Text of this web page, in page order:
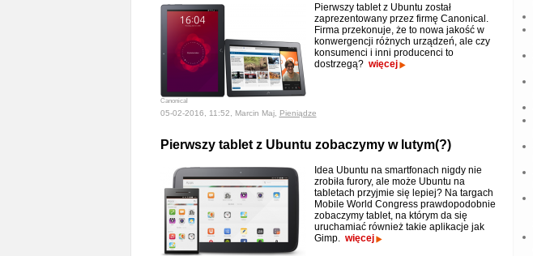
Canonical
Pierwszy tablet z Ubuntu został
zaprezentowany przez firmę Canonical.
Firma przekonuje, że to nowa jakość w
konwergencji różnych urządzeń, ale czy
konsumenci i inni producenci to
dostrzegą? więcej
05-02-2016, 11:52, Marcin Maj, Pieniądze
Pierwszy tablet z Ubuntu zobaczymy w lutym(?)
Idea Ubuntu na smartfonach nigdy nie
zrobiła furory, ale może Ubuntu na
tabletach przyjmie się lepiej? Na targach
Mobile World Congress prawdopodobnie
zobaczymy tablet, na którym da się
uruchamiać również takie aplikacje jak
Gimp. więcej